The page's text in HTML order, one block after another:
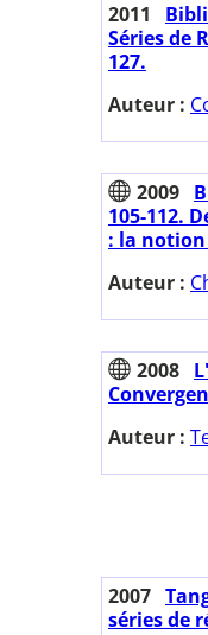
2011
Séries de
127.
Auteur :
2009
105-112.
: la notion
Auteur :
2008
Auteur :
2007
séries de